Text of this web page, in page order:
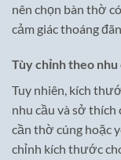
nên chọn bàn thờ
cảm giác thoáng
Tùy chỉnh theo nhu
Tuy nhiên, kích
nhu cầu và sở thích
cần thờ cúng hoặc
chỉnh kích thước